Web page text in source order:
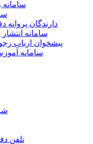
دارندگان پروانه
سامانه
پیشخوان ارباب
سامانه
تلفن